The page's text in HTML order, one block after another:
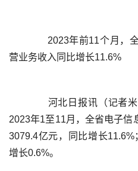
2023年1至11月，全省电子信
3079.4亿元，同比增长